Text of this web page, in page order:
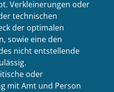
Verkleinerungen oder
technischen
der optimalen
sowie eine den
nicht entstellende
oder
mit Amt und Person